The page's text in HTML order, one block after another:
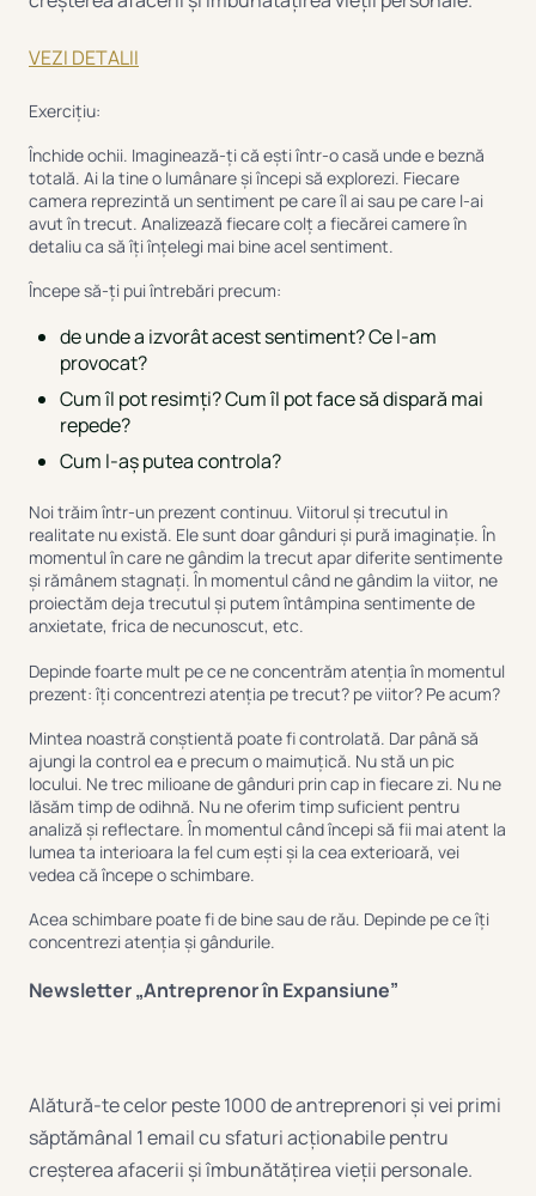
VEZI DETALII
Exercițiu:
Închide ochii. Imaginează-ți că ești într-o casă unde e beznă
totală. Ai la tine o lumânare și începi să explorezi. Fiecare
camera reprezintă un sentiment pe care îl ai sau pe care l-ai
avut în trecut. Analizează fiecare colț a fiecărei camere în
detaliu ca să îți înțelegi mai bine acel sentiment.
Începe să-ți pui întrebări precum:
de unde a izvorât acest sentiment? Ce l-am
provocat?
Cum îl pot resimți? Cum îl pot face să dispară mai
repede?
Cum l-aș putea controla?
Noi trăim într-un prezent continuu. Viitorul și trecutul in
realitate nu există. Ele sunt doar gânduri și pură imaginație. În
momentul în care ne gândim la trecut apar diferite sentimente
și rămânem stagnați. În momentul când ne gândim la viitor, ne
proiectăm deja trecutul și putem întâmpina sentimente de
anxietate, frica de necunoscut, etc.
Depinde foarte mult pe ce ne concentrăm atenția în momentul
prezent: îți concentrezi atenția pe trecut? pe viitor? Pe acum?
Mintea noastră conștientă poate fi controlată. Dar până să
ajungi la control ea e precum o maimuțică. Nu stă un pic
locului. Ne trec milioane de gânduri prin cap in fiecare zi. Nu ne
lăsăm timp de odihnă. Nu ne oferim timp suficient pentru
analiză și reflectare. În momentul când începi să fii mai atent la
lumea ta interioara la fel cum ești și la cea exterioară, vei
vedea că începe o schimbare.
Acea schimbare poate fi de bine sau de rău. Depinde pe ce îți
concentrezi atenția și gândurile.
Newsletter „Antreprenor în Expansiune”
Alătură-te celor peste 1000 de antreprenori și vei primi
săptămânal 1 email cu sfaturi acționabile pentru
creșterea afacerii și îmbunătățirea vieții personale.